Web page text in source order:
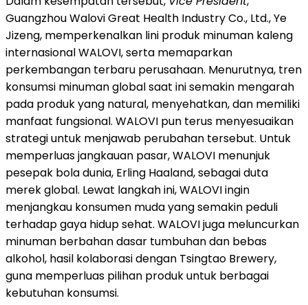
Guangzhou Walovi Great Health Industry Co., Ltd., Ye
Jizeng, memperkenalkan lini produk minuman kaleng
internasional WALOVI, serta memaparkan
perkembangan terbaru perusahaan. Menurutnya, tren
konsumsi minuman global saat ini semakin mengarah
pada produk yang natural, menyehatkan, dan memiliki
manfaat fungsional. WALOVI pun terus menyesuaikan
strategi untuk menjawab perubahan tersebut. Untuk
memperluas jangkauan pasar, WALOVI menunjuk
pesepak bola dunia, Erling Haaland, sebagai duta
merek global. Lewat langkah ini, WALOVI ingin
menjangkau konsumen muda yang semakin peduli
terhadap gaya hidup sehat. WALOVI juga meluncurkan
minuman berbahan dasar tumbuhan dan bebas
alkohol, hasil kolaborasi dengan Tsingtao Brewery,
guna memperluas pilihan produk untuk berbagai
kebutuhan konsumsi.